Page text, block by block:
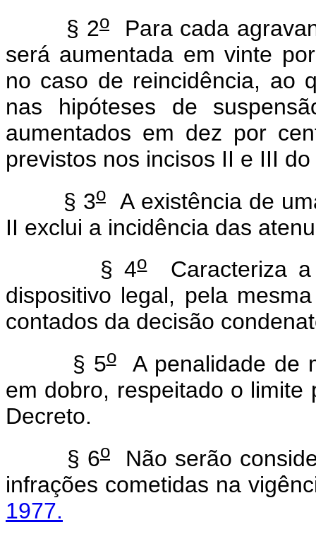
§ 2o Para cada
será aumentada em vinte
no caso de reincidência, ao
nas hipóteses de
aumentados em dez por
previstos nos incisos II e III
§ 3oA existência de
II exclui a incidência das
§ 4oCaracteriza a
dispositivo legal, pela
contados da decisão
§ 5oA penalidade de
em dobro, respeitado o
Decreto.
§ 6o Não serão
infrações cometidas na
1977.